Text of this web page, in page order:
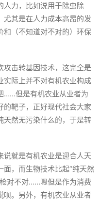
人力，比如说用于除虫除
尤其是在人力成本高昂的发
和（不知道对不对的）环保
攻击转基因技术，这完全是
实际上并不对有机农业构成
……但是有机农业从业者为
的靶子，正好现代社会大家
天然无污染什么的，于是转
说就是有机农业是迎合人天
，而生物技术比起“纯天然
对不对……嗯但是作为消费
呗。另外，有机农业从业者